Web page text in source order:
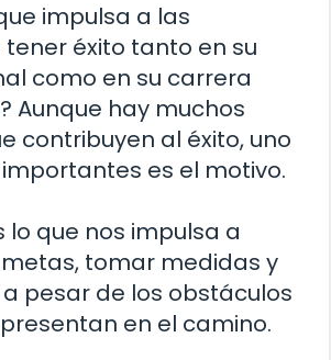
impulsa a las
éxito tanto en su
como en su carrera
Aunque hay muchos
contribuyen al éxito, uno
es el motivo.
lo que nos impulsa a
tomar medidas y
pesar de los obstáculos
en el camino.